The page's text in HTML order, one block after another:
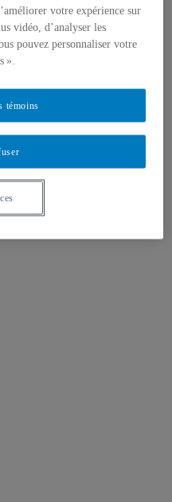
petits carnets
votre expérience sur
vidéo, d’analyser les
pouvez personnaliser votre
».
témoins